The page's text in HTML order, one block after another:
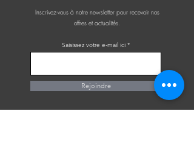
Inscrivez-vous à notre newsletter pour recevoir nos
offres et actualités.
Saisissez votre e-mail ici
Rejoindre